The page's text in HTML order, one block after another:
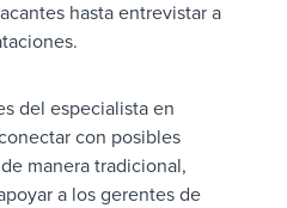
hasta entrevistar a
del especialista en
con posibles
manera tradicional,
a los gerentes de